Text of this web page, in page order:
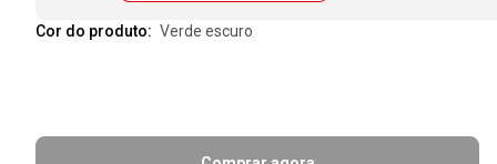
Cor do produto: verde escuro